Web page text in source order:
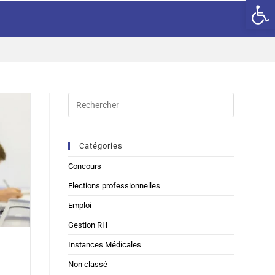
Catégories
Concours
Elections professionnelles
Emploi
Gestion RH
Instances Médicales
Non classé